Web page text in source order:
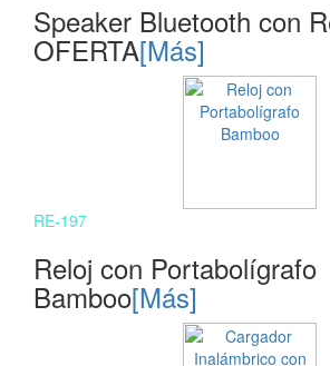
Speaker Bluetooth con
OFERTA[Más]
RE-197
Reloj con Portabolígrafo
Bamboo[Más]